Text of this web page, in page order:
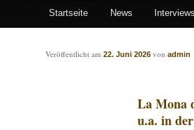
Zum Inhalt wechseln
Zum sekundären Inhalt
Startseite News Interviews
Artikelnavigation
La Mona
u.a. in
Veröffentlicht am 22. Juni 2026 von admin